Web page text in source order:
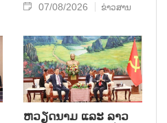
07/08/2026 ຂ່າວສານ
ຫວຽດ​ນາມ ແລະ ລາວ​